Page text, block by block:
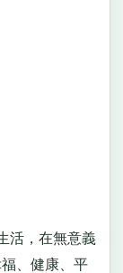
，在無意義
、健康、平